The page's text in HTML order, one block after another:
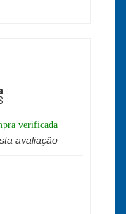
verificada
avaliação